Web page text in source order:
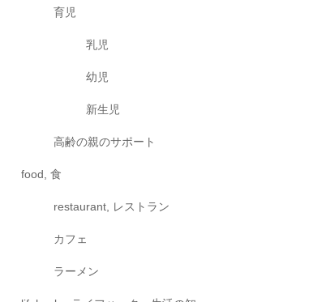
育児
乳児
幼児
新生児
高齢の親のサポート
food, 食
restaurant, レストラン
カフェ
ラーメン